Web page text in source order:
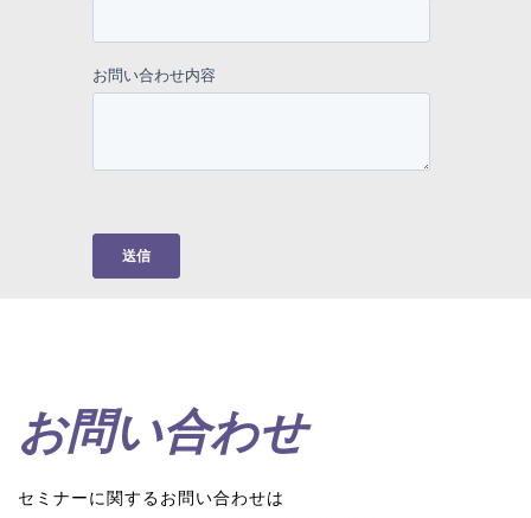
お問い合わせ
セミナーに関するお問い合わせは